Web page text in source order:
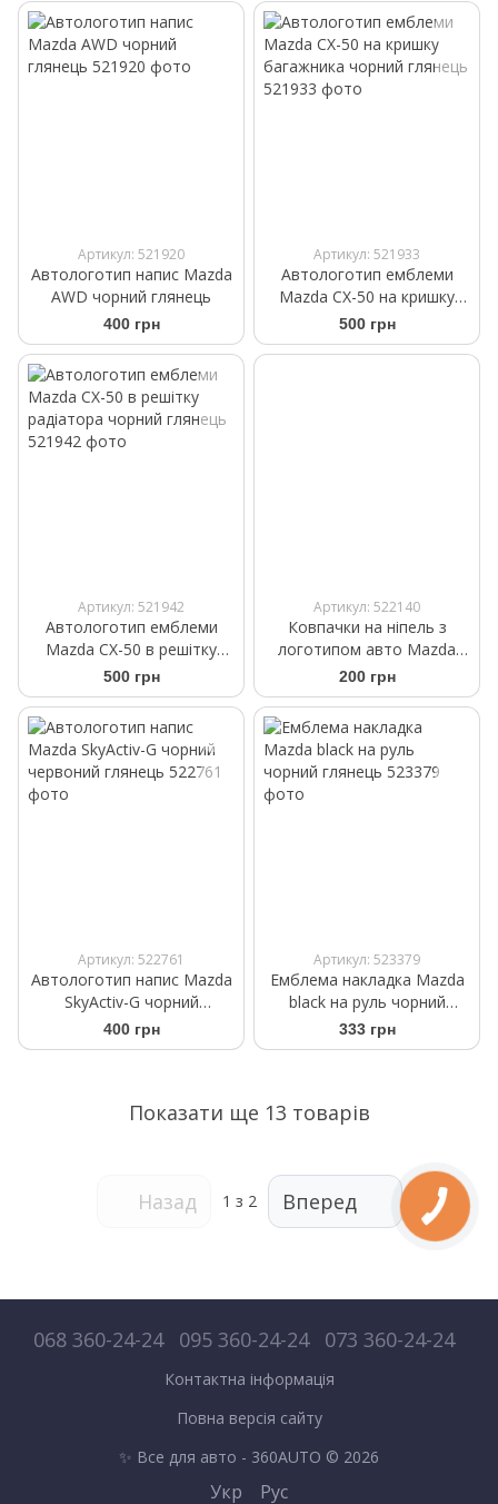
Артикул: 521920
Автологотип напис Mazda
AWD чорний глянець
400 грн
Артикул: 521933
Автологотип емблеми
Mazda CX-50 на кришку
багажника чорний глянець
500 грн
Артикул: 521942
Автологотип емблеми
Mazda CX-50 в решітку
радіатора чорний глянець
500 грн
Артикул: 522140
Ковпачки на ніпель з
логотипом авто Mazda
чорного кольору
200 грн
Артикул: 522761
Автологотип напис Mazda
SkyActiv-G чорний
червоний глянець
400 грн
Артикул: 523379
Емблема накладка Mazda
black на руль чорний
глянець
333 грн
Показати ще 13 товарів
Назад 1 з 2 Вперед
068 360-24-24 095 360-24-24 073 360-24-24
Контактна інформація
Повна версія сайту
✨ Все для авто - 360AUTO © 2026
Укр Рус